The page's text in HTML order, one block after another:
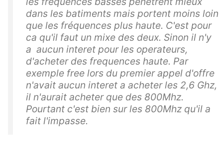
dans les batiments mais portent moins loin
que les fréquences plus haute. C'est pour
ca qu'il faut un mixe des deux. Sinon il n'y
a aucun interet pour les operateurs,
d'acheter des frequences haute. Par
exemple free lors du premier appel d'offre
n'avait aucun interet a acheter les 2,6 Ghz,
il n'aurait acheter que des 800Mhz.
Pourtant c'est bien sur les 800Mhz qu'il a
fait l'impasse.